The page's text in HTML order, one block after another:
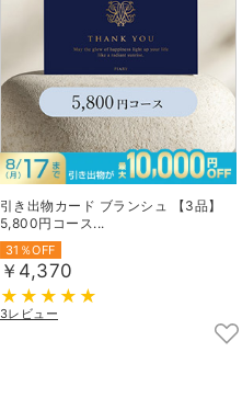
引き出物カード ブランシュ 【3品】
5,800円コース...
31％OFF
￥4,370
3レビュー